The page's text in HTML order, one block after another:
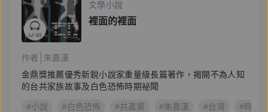
文學小說
裡面的裡面
作者
朱嘉漢
金鼎獎推薦優秀新銳小說家重量級長篇著作，揭開不為人知
的台共家族故事及白色恐怖時期祕聞
#小說 #白色恐怖 #共產黨 #朱嘉漢 #台灣 #時報